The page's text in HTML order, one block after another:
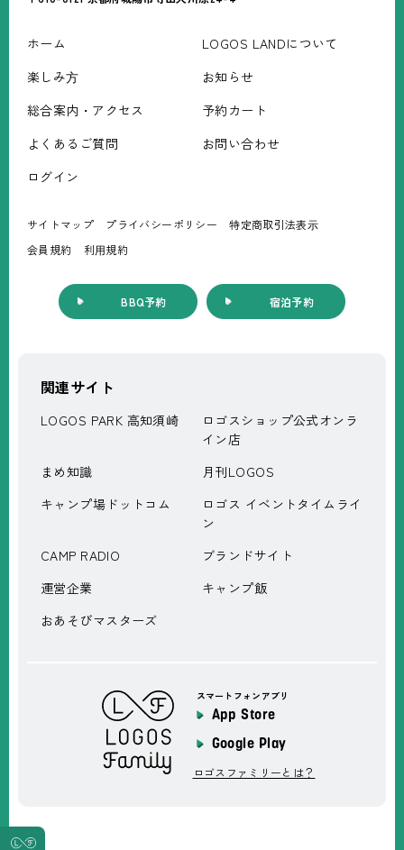
ホーム
LOGOS LANDについて
楽しみ⽅
お知らせ
総合案内・アクセス
予約カート
よくあるご質問
お問い合わせ
ログイン
サイトマップ プライバシーポリシー
特定商取引法表⽰
会員規約
利⽤規約
BBQ予約 宿泊予約
関連サイト
LOGOS PARK 高知須崎
ロゴスショップ公式オンラ
イン店
まめ知識
月刊LOGOS
キャンプ場ドットコム
ロゴス イベントタイムライ
ン
CAMP RADIO
ブランドサイト
運営企業
キャンプ飯
おあそびマスターズ
スマートフォンアプリ
App Store
Google Play
ロゴスファミリーとは？